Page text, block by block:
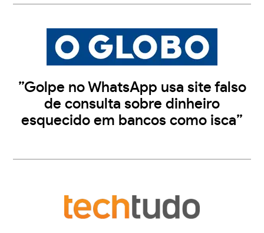
”Golpe no WhatsApp usa site falso
de consulta sobre dinheiro
esquecido em bancos como isca”